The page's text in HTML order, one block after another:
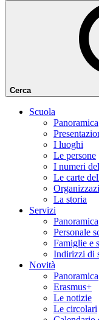
Cerca
Scuola
Panoramica
I luoghi
Le persone
I numeri
Le carte
La storia
Servizi
Panoramica
Personale
Famiglie e
Indirizzi di
Novità
Panoramica
Erasmus+
Le notizie
Le circolari